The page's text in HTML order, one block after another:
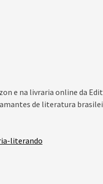
e na livraria online da
de literatura
literando